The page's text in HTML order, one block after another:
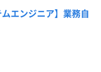
エンジニア】業務自